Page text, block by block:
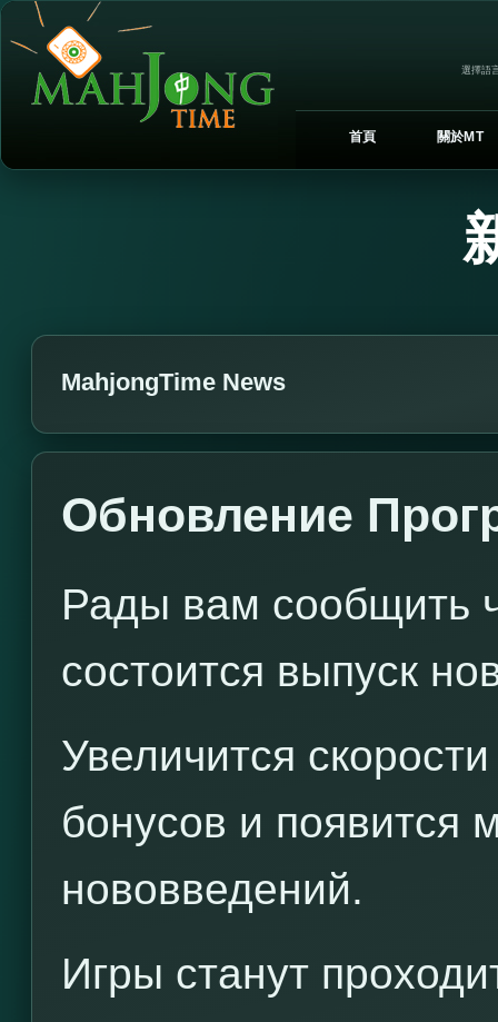
選擇語
首頁 關於MT
MahjongTime News
Обновление
Рады вам сообщить
состоится выпуск
Увеличится
бонусов и появится
нововведений.
Игры станут